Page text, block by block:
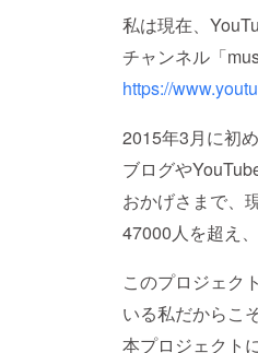
私は現在、
チャンネル「
https://
2015年3月に初
ブログや
おかげさまで、
47000人を超え
このプロジェク
いる私だからこ
本プロジェクト